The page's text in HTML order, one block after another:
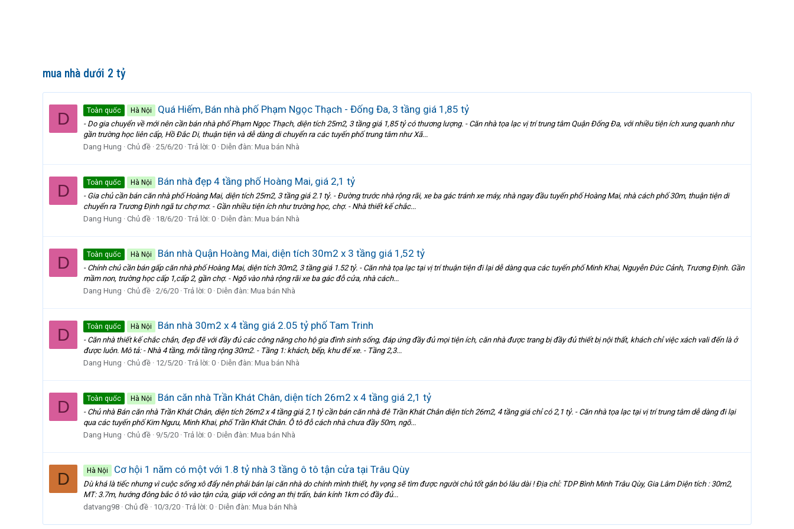
mua nhà dưới 2 tỷ
D Toàn quốc Hà Nội Quá Hiếm, Bán nhà phố Phạm Ngọc Thạch - Đống Đa, 3 tầng giá 1,85 tỷ
- Do gia chuyển về mới nên cần bán nhà phố Phạm Ngọc Thạch, diện tích 25m2, 3 tầng giá 1,85 tỷ có thương lượng. - Căn nhà tọa lạc vị trí trung tâm Quận Đống Đa, với nhiều tiện ích xung quanh như
gần trường học liên cấp, Hồ Đắc Di, thuận tiện và dễ dàng di chuyển ra các tuyến phố trung tâm như Xã...
Dang Hung
Chủ đề 25/6/20 Trả lời: 0 Diễn đàn: Mua bán Nhà
D Toàn quốc Hà Nội Bán nhà đẹp 4 tầng phố Hoàng Mai, giá 2,1 tỷ
- Gia chủ cần bán căn nhà phố Hoàng Mai, diện tích 25m2, 3 tầng giá 2.1 tỷ. - Đường trước nhà rộng rãi, xe ba gác tránh xe máy, nhà ngay đầu tuyến phố Hoàng Mai, nhà cách phố 30m, thuận tiện di
chuyển ra Trương Định ngã tư chợ mơ. - Gần nhiều tiện ích như trường học, chợ. - Nhà thiết kế chắc...
Dang Hung
Chủ đề 18/6/20 Trả lời: 0 Diễn đàn: Mua bán Nhà
D Toàn quốc Hà Nội Bán nhà Quận Hoàng Mai, diện tích 30m2 x 3 tầng giá 1,52 tỷ
- Chính chủ cần bán gấp căn nhà phố Hoàng Mai, diện tích 30m2, 3 tầng giá 1.52 tỷ. - Căn nhà tọa lạc tại vị trí thuận tiện đi lại dễ dàng qua các tuyến phố Minh Khai, Nguyễn Đức Cảnh, Trương Định. Gần
mầm non, trường học cấp 1,cấp 2, gần chợ. - Ngõ vào nhà rộng rãi xe ba gác đỗ cửa, nhà cách...
Dang Hung
Chủ đề 2/6/20 Trả lời: 0 Diễn đàn: Mua bán Nhà
D Toàn quốc Hà Nội Bán nhà 30m2 x 4 tầng giá 2.05 tỷ phố Tam Trinh
- Căn nhà thiết kế chắc chắn, đẹp đẽ với đầy đủ các công năng cho hộ gia đình sinh sống, đáp ứng đầy đủ mọi tiện ích, căn nhà được trang bị đầy đủ thiết bị nội thất, khách chỉ việc xách vali đến là ở
được luôn. Mô tả: - Nhà 4 tầng, mỗi tầng rộng 30m2. - Tầng 1: khách, bếp, khu để xe. - Tầng 2,3...
Dang Hung
Chủ đề 12/5/20 Trả lời: 0 Diễn đàn: Mua bán Nhà
D Toàn quốc Hà Nội Bán căn nhà Trần Khát Chân, diện tích 26m2 x 4 tầng giá 2,1 tỷ
- Chủ nhà Bán căn nhà Trần Khát Chân, diện tích 26m2 x 4 tầng giá 2,1 tỷ cần bán căn nhà đê Trần Khát Chân diện tích 26m2, 4 tầng giá chỉ có 2,1 tỷ. - Căn nhà tọa lạc tại vị trí trung tâm dễ dàng đi lại
qua các tuyến phố Kim Ngưu, Minh Khai, phố Trần Khát Chân. Ô tô đỗ cách nhà chưa đầy 50m, ngõ...
Dang Hung
Chủ đề 9/5/20 Trả lời: 0 Diễn đàn: Mua bán Nhà
D Hà Nội Cơ hội 1 năm có một với 1.8 tỷ nhà 3 tầng ô tô tận cửa tại Trâu Qùy
Dù khá là tiếc nhưng vì cuộc sống xô đẩy nên phải bán lại căn nhà do chính mình thiết, hy vọng sẽ tìm được người chủ tốt gắn bó lâu dài ! Địa chỉ: TDP Bình Minh Trâu Qùy, Gia Lâm Diện tích : 30m2,
MT: 3.7m, hướng đông bắc ô tô vào tận cửa, giáp với công an thị trấn, bán kính 1km có đầy đủ...
datvang98 Chủ đề 10/3/20 Trả lời: 0 Diễn đàn: Mua bán Nhà